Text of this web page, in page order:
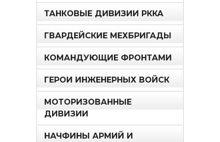
ТАНКОВЫЕ ДИВИЗИИ РККА
ГВАРДЕЙСКИЕ МЕХБРИГАДЫ
КОМАНДУЮЩИЕ ФРОНТАМИ
ГЕРОИ ИНЖЕНЕРНЫХ ВОЙСК
МОТОРИЗОВАННЫЕ
ДИВИЗИИ
НАЧФИНЫ АРМИЙ И